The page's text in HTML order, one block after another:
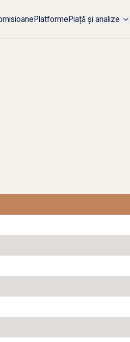
PlatformePiață și analize